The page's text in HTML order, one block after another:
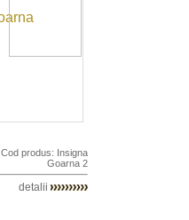
Cod produs: Insigna
Goarna 2
detalii